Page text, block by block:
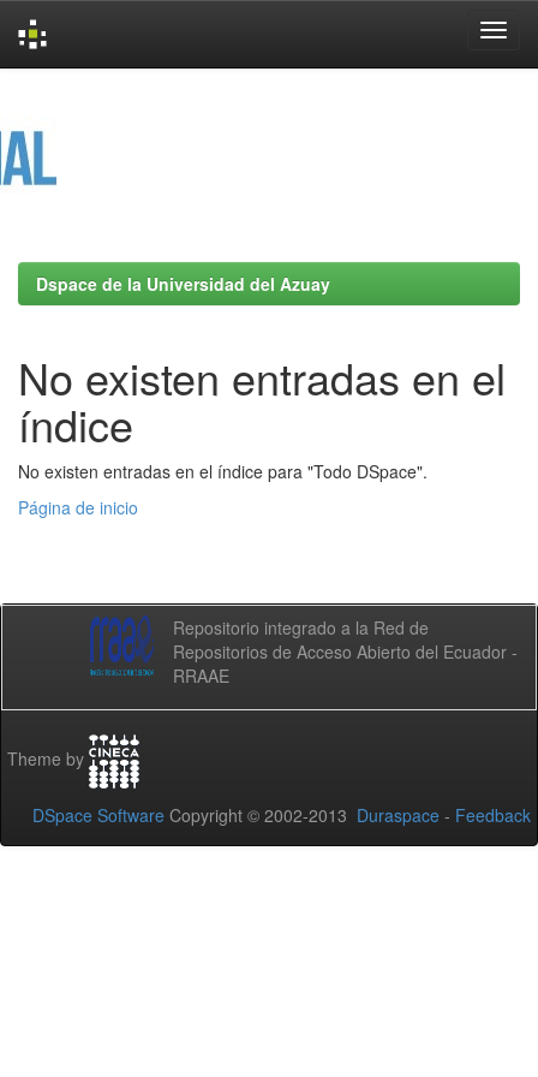
Dspace de la Universidad del Azuay
No existen entradas en el
índice
No existen entradas en el índice para "Todo DSpace".
Página de inicio
Repositorio integrado a la Red de
Repositorios de Acceso Abierto del Ecuador -
RRAAE
Theme by
DSpace Software Copyright © 2002-2013 Duraspace - Feedback